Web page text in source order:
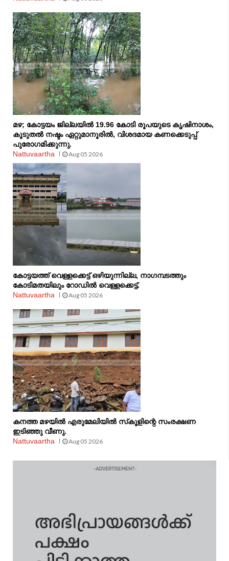
മഴ; കോട്ടയം ജില്ലയില്‍ 19.96 കോടി രൂപയുടെ കൃഷിനാശം,
കൂടുതല്‍ നഷ്ടം ഏറ്റുമാനൂരിൽ, വിശദമായ കണക്കെടുപ്പ്
പുരോഗമിക്കുന്നു.
Nattuvaartha
Aug 05 2026
കോട്ടയത്ത് വെള്ളക്കെട്ട് ഒഴിയുന്നില്ല, നാഗമ്പടത്തും
കോടിമതയിലും റോഡിൽ വെള്ളക്കെട്ട്.
Nattuvaartha
Aug 05 2026
കനത്ത മഴയിൽ എരുമേലിയിൽ സ്‌കൂളിന്റെ സംരക്ഷണ
ഇടിഞ്ഞു വീണു.
Nattuvaartha
Aug 05 2026